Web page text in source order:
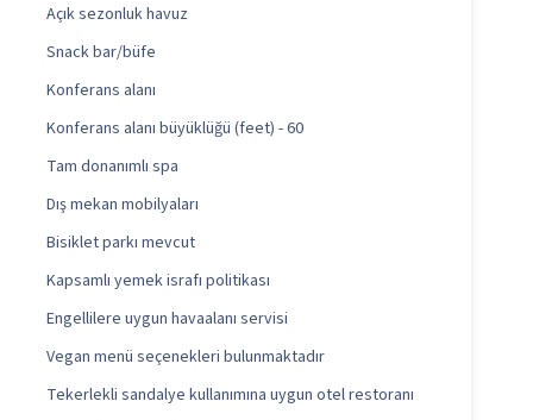
Açık sezonluk havuz
Snack bar/büfe
Konferans alanı
Konferans alanı büyüklüğü (feet) - 60
Tam donanımlı spa
Dış mekan mobilyaları
Bisiklet parkı mevcut
Kapsamlı yemek israfı politikası
Engellilere uygun havaalanı servisi
Vegan menü seçenekleri bulunmaktadır
Tekerlekli sandalye kullanımına uygun otel restoranı